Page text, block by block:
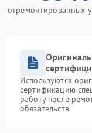
отремонтированных
Используются
сертификацию
работу после
обязательств